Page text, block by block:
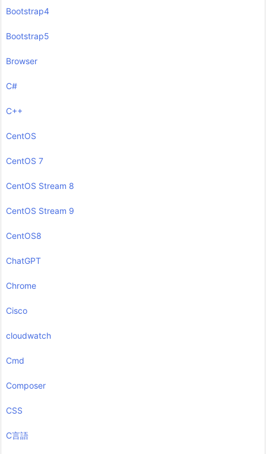
Bootstrap4
Bootstrap5
Browser
C#
C++
CentOS
CentOS 7
CentOS Stream 8
CentOS Stream 9
CentOS8
ChatGPT
Chrome
Cisco
cloudwatch
Cmd
Composer
CSS
C言語